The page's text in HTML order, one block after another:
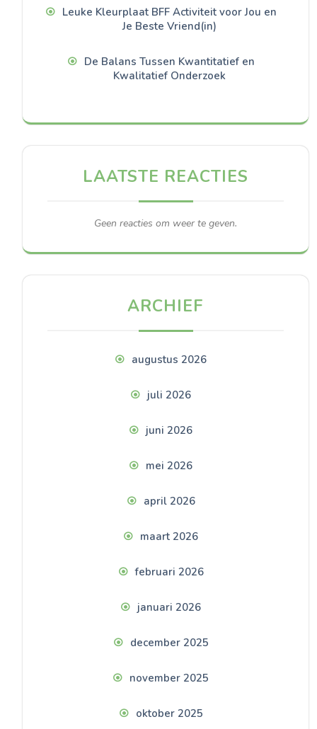
Leuke Kleurplaat BFF Activiteit voor Jou en
Je Beste Vriend(in)
De Balans Tussen Kwantitatief en
Kwalitatief Onderzoek
LAATSTE REACTIES
Geen reacties om weer te geven.
ARCHIEF
augustus 2026
juli 2026
juni 2026
mei 2026
april 2026
maart 2026
februari 2026
januari 2026
december 2025
november 2025
oktober 2025